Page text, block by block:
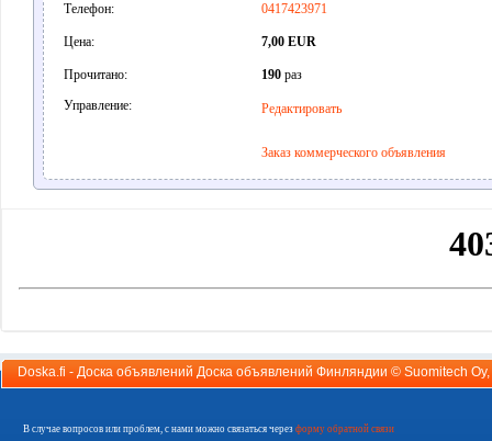
Телефон: 0417423971
Цена: 7,00 EUR
Прочитано: 190раз
Управление:
Редактировать
Заказ коммерческого объявления
Doska.fi - Доска объявлений Доска объявлений Финляндии © Suomitech Oy
В случае вопросов или проблем, с нами можно связаться через форму обратной связи